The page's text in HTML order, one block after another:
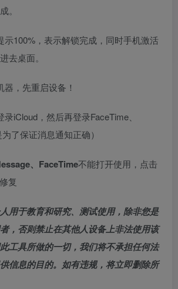
。
示100%，表示解锁完成，同时手机激活
去桌面。
，先重启设备！
iCloud，然后再登录FaceTime、
了保证消息通知正确）
、FaceTime不能打开使用，点击
复
用于教育和研究、测试使用，除非您是
，否则禁止在其他人设备上非法使用该
工具所做的一切，我们将不承担任何法
信息的目的。如有违规，将立即删除所